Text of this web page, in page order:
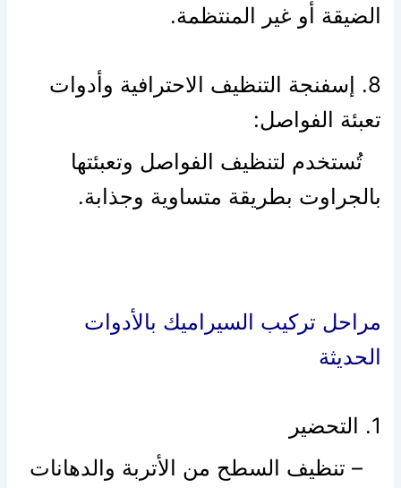
الضيقة أو غير المنتظمة.
8. إسفنجة التنظيف الاحترافية وأدوات
تعبئة الفواصل:
تُستخدم لتنظيف الفواصل وتعبئتها
بالجراوت بطريقة متساوية وجذابة.
مراحل تركيب السيراميك بالأدوات
الحديثة
1. التحضير
– تنظيف السطح من الأتربة والدهانات